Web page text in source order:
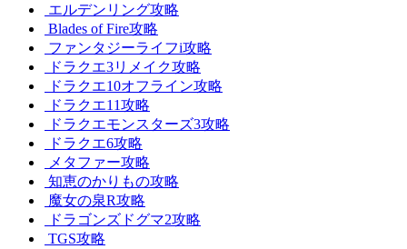
エルデンリング攻略
Blades of Fire攻略
ファンタジーライフi攻略
ドラクエ3リメイク攻略
ドラクエ10オフライン攻略
ドラクエ11攻略
ドラクエモンスターズ3攻略
ドラクエ6攻略
メタファー攻略
知恵のかりもの攻略
魔女の泉R攻略
ドラゴンズドグマ2攻略
TGS攻略